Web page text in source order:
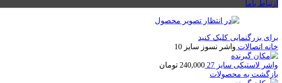
ارتباط باما
برای بزرگنمایی کلیک کنید
خانه اتصالات واشر نسوز سایز 10
واشر لاستیکی سایز 27 240,000 تومان
بازگشت به محصولات